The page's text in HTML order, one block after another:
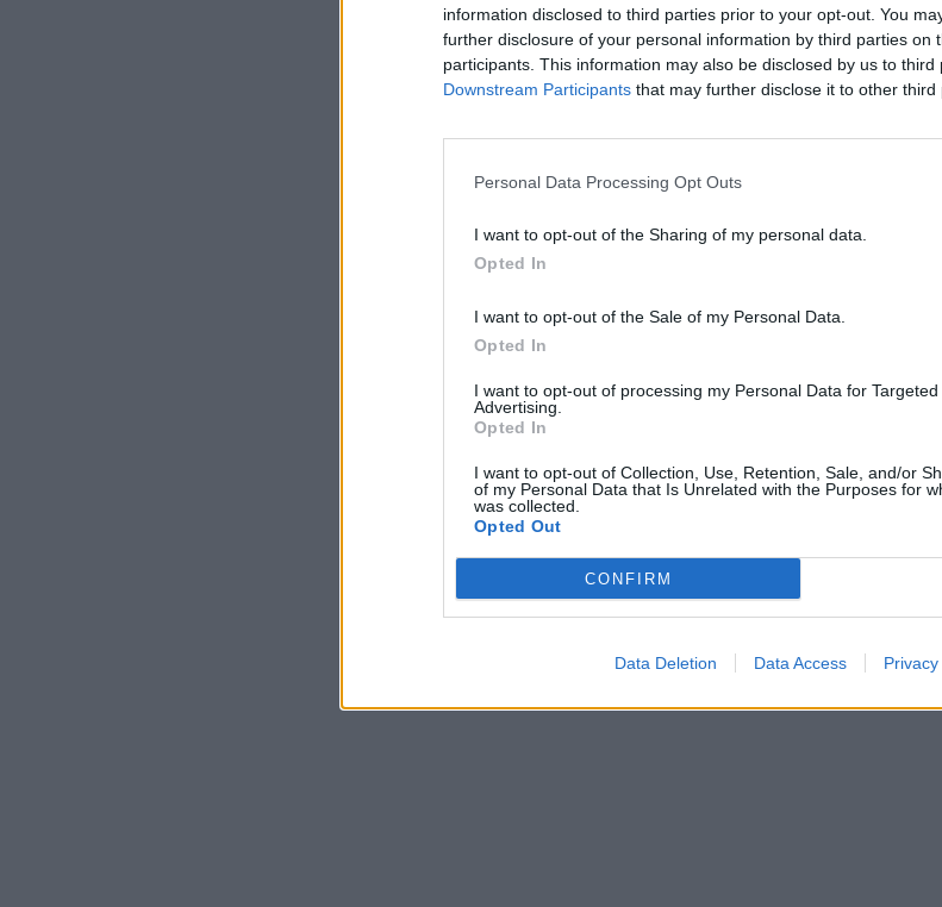
information disclosed to third parties prior to your opt-out. You
further disclosure of your personal information by third parties on
participants. This information may also be disclosed by us to third
Downstream Participants that may further disclose it to other third
Personal Data Processing Opt Outs
I want to opt-out of the Sharing of my personal data.
Opted In
I want to opt-out of the Sale of my Personal Data.
Opted In
I want to opt-out of processing my Personal Data for Targeted
Advertising.
Opted In
I want to opt-out of Collection, Use, Retention, Sale, and/or
of my Personal Data that Is Unrelated with the Purposes for
was collected.
Opted Out
CONFIRM
Data Deletion Data Access